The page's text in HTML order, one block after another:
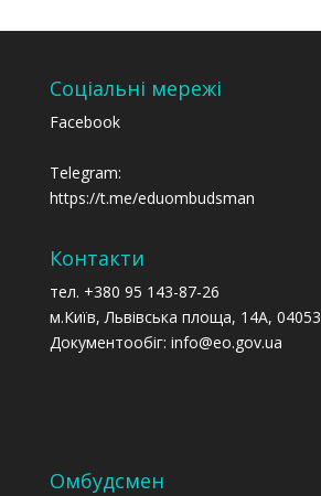
Соціальні мережі
Facebook
Telegram:
https://t.me/eduombudsman
Контакти
тел. +380 95 143-87-26
м.Київ, Львівська площа, 14А, 04053
Документообіг: info@eo.gov.ua
Омбудсмен